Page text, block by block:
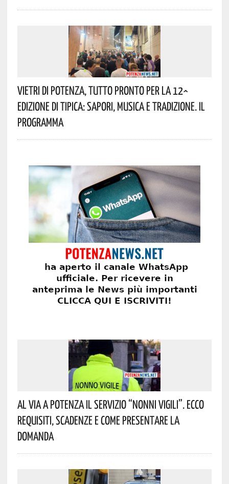
Vietri Di Potenza, Tutto Pronto Per La 12^
Edizione Di Tipica: Sapori, Musica E Tradizione. Il
Programma
Al Via A Potenza Il Servizio “Nonni Vigili”. Ecco
Requisiti, Scadenze E Come Presentare La
Domanda